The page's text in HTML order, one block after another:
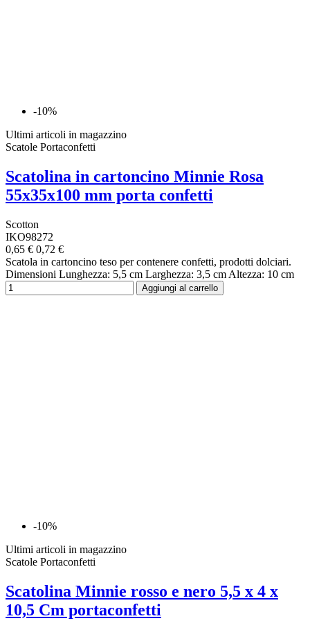
-10%
Ultimi articoli in magazzino
Scatole Portaconfetti
Scatolina in cartoncino Minnie Rosa
55x35x100 mm porta confetti
Scotton
IKO98272
0,65 € 0,72 €
Scatola in cartoncino teso per contenere confetti, prodotti dolciari.
Dimensioni Lunghezza: 5,5 cm Larghezza: 3,5 cm Altezza: 10 cm
Aggiungi al carrello
-10%
Ultimi articoli in magazzino
Scatole Portaconfetti
Scatolina Minnie rosso e nero 5,5 x 4 x
10,5 Cm portaconfetti